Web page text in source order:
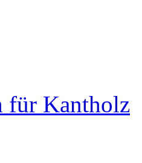
für Kantholz